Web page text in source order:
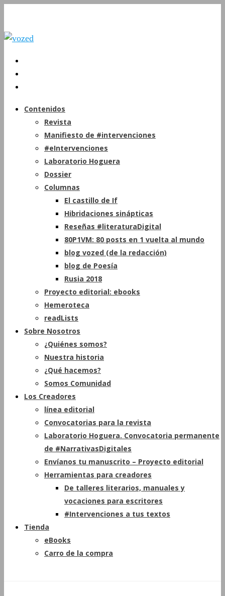
Contenidos
Revista
Manifiesto de #intervenciones
#eIntervenciones
Laboratorio Hoguera
Dossier
Columnas
El castillo de If
Hibridaciones sinápticas
Reseñas #literaturaDigital
80P1VM: 80 posts en 1 vuelta al mundo
blog vozed (de la redacción)
blog de Poesía
Rusia 2018
Proyecto editorial: ebooks
Hemeroteca
readLists
Sobre Nosotros
¿Quiénes somos?
Nuestra historia
¿Qué hacemos?
Somos Comunidad
Los Creadores
línea editorial
Convocatorias para la revista
Laboratorio Hoguera. Convocatoria permanente
de #NarrativasDigitales
Envíanos tu manuscrito – Proyecto editorial
Herramientas para creadores
De talleres literarios, manuales y
vocaciones para escritores
#Intervenciones a tus textos
Tienda
eBooks
Carro de la compra